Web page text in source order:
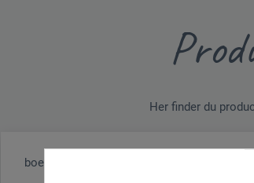
Her finder du
boesner GmbH distribution + logistics